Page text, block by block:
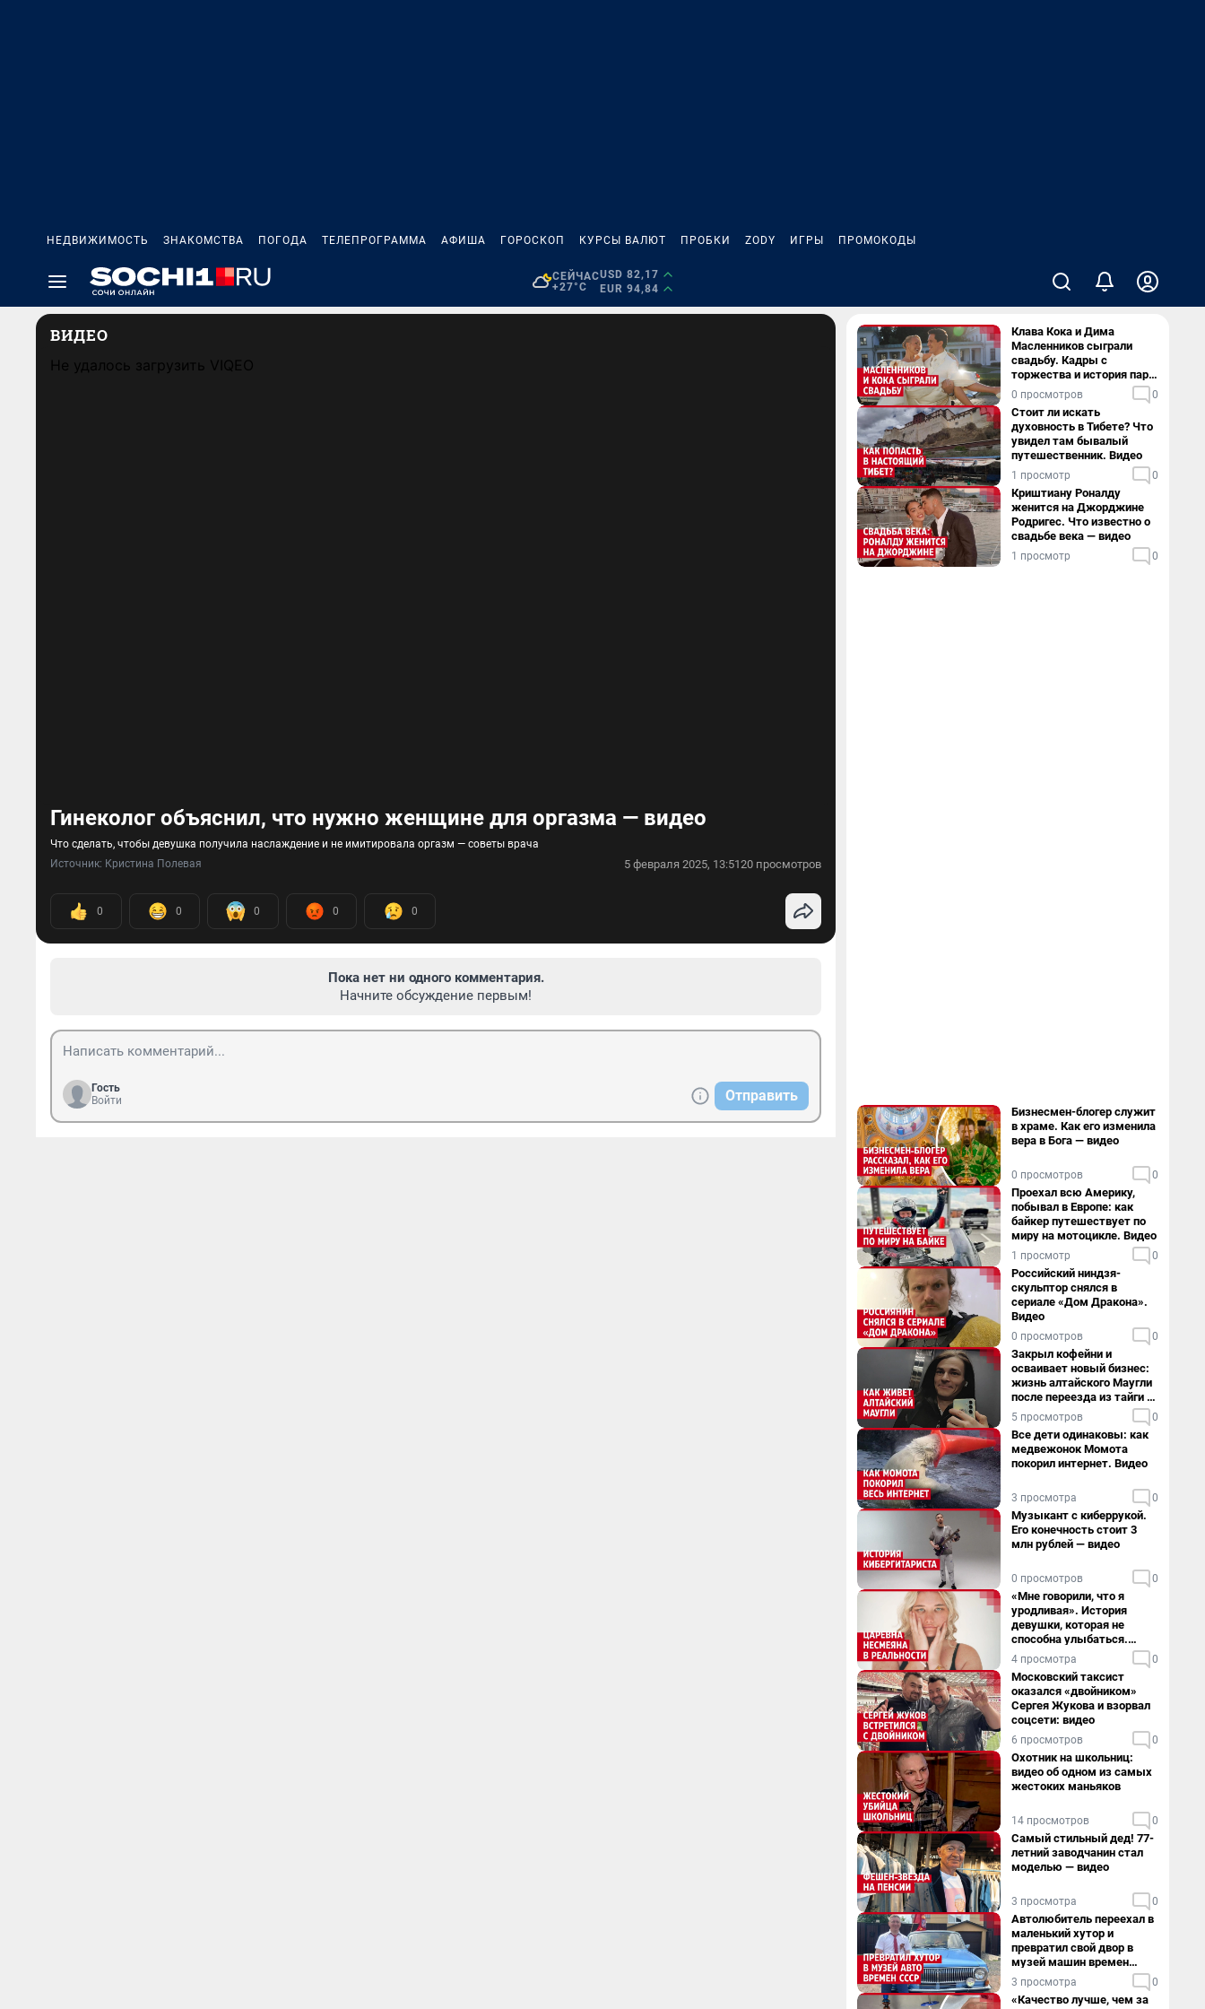
НЕДВИЖИМОСТЬ ЗНАКОМСТВА ПОГОДА ТЕЛЕПРОГРАММА АФИША ГОРОСКОП КУРСЫ ВАЛЮТ ПРОБКИ ZODY ИГРЫ ПРОМОКОДЫ
СЕЙЧАС
+27°C
USD 82,17
EUR 94,84
ВИДЕО
Не удалось загрузить VIQEO
Гинеколог объяснил, что нужно женщине для оргазма — видео
Что сделать, чтобы девушка получила наслаждение и не имитировала оргазм — советы врача
Источник: Кристина Полевая 5 февраля 2025, 13:5120 просмотров
0 0 0 0 0
Пока нет ни одного комментария.
Начните обсуждение первым!
Гость
Войти
Отправить
Клава Кока и Дима
Масленников сыграли
свадьбу. Кадры с
торжества и история пары
— в видео
0 просмотров 0
Стоит ли искать
духовность в Тибете? Что
увидел там бывалый
путешественник. Видео
1 просмотр 0
Криштиану Роналду
женится на Джорджине
Родригес. Что известно о
свадьбе века — видео
1 просмотр 0
Бизнесмен-блогер служит
в храме. Как его изменила
вера в Бога — видео
0 просмотров 0
Проехал всю Америку,
побывал в Европе: как
байкер путешествует по
миру на мотоцикле. Видео
1 просмотр 0
Российский ниндзя-
скульптор снялся в
сериале «Дом Дракона».
Видео
0 просмотров 0
Закрыл кофейни и
осваивает новый бизнес:
жизнь алтайского Маугли
после переезда из тайги в
столицу
5 просмотров 0
Все дети одинаковы: как
медвежонок Момота
покорил интернет. Видео
3 просмотра 0
Музыкант с киберрукой.
Его конечность стоит 3
млн рублей — видео
0 просмотров 0
«Мне говорили, что я
уродливая». История
девушки, которая не
способна улыбаться.
Видео
4 просмотра 0
Московский таксист
оказался «двойником»
Сергея Жукова и взорвал
соцсети: видео
6 просмотров 0
Охотник на школьниц:
видео об одном из самых
жестоких маньяков
14 просмотров 0
Самый стильный дед! 77-
летний заводчанин стал
моделью — видео
3 просмотра 0
Автолюбитель переехал в
маленький хутор и
превратил свой двор в
музей машин времен
СССР. Видео
3 просмотра 0
«Качество лучше, чем за